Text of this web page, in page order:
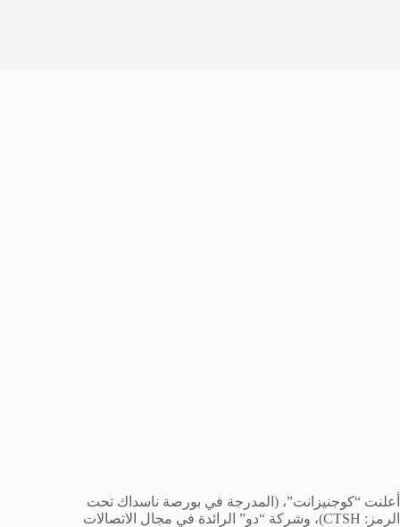
أعلنت “كوجنيزانت”، (المدرجة في بورصة ناسداك تحت
الرمز: CTSH)، وشركة “دو” الرائدة في مجال الاتصالات